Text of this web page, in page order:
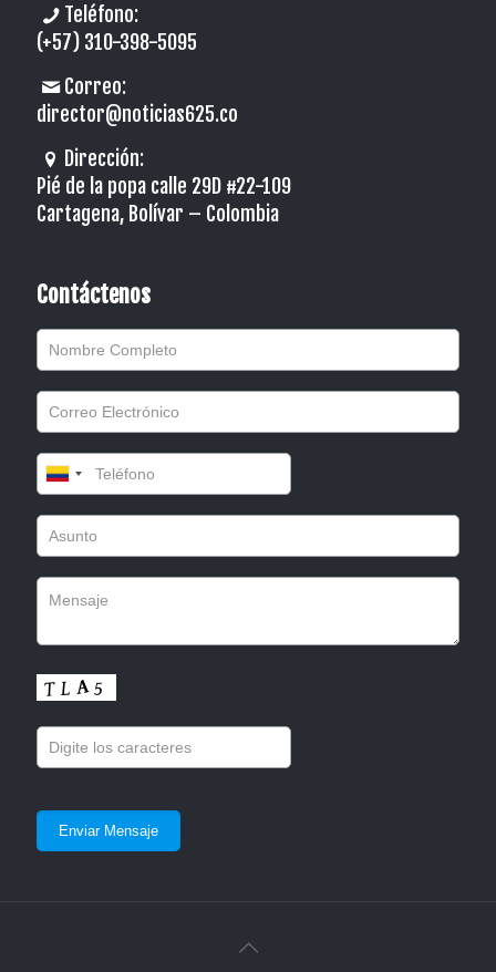
Teléfono:
(+57) 310-398-5095
Correo:
director@noticias625.co
Dirección:
Pié de la popa calle 29D #22-109
Cartagena, Bolívar – Colombia
Contáctenos